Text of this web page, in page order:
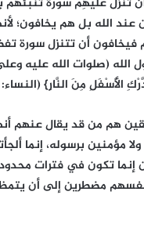
الله بل هم يخافون؛
أن تتنزل سورة
(صلوات الله عليه
مِنَ النَّارِ} (النساء: من
هم من قد يقال عنهم
مؤمنين برسوله، إنما
تكون في فترات
مضطرين إلى أن